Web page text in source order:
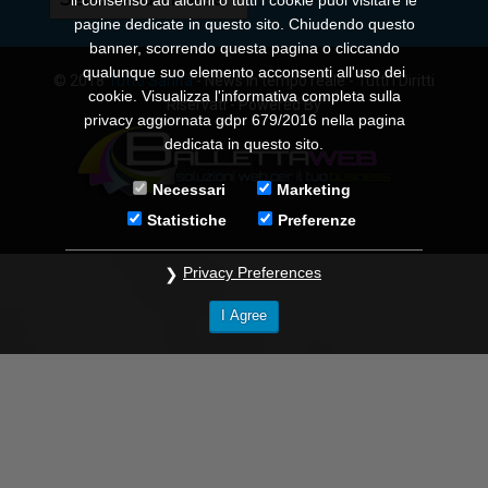
© 2018Tutto Sanità- News in tempo reale - Tutti i Diritti
Riservati - Powered By
pagine dedicate in questo sito. Chiudendo questo
banner, scorrendo questa pagina o cliccando
qualunque suo elemento acconsenti all'uso dei
cookie. Visualizza l'informativa completa sulla
privacy aggiornata gdpr 679/2016 nella pagina
dedicata in questo sito.
Necessari
Marketing
Statistiche
Preferenze
Privacy Preferences
I Agree